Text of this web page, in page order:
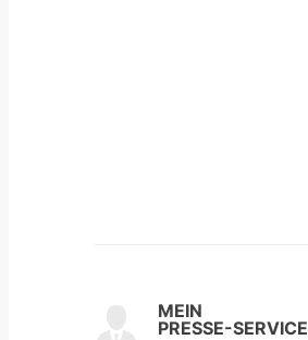
MEIN
PRESSE-SERVICE